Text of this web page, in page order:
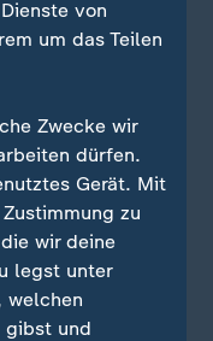
Szene.
Ecke, diesmal
Alexander
und klärt.
versucht es
19 Metern mit
steht richtig
von
um das Teilen
Zwecke wir
dürfen.
Gerät. Mit
zu
wir deine
legst unter
welchen
gibst und